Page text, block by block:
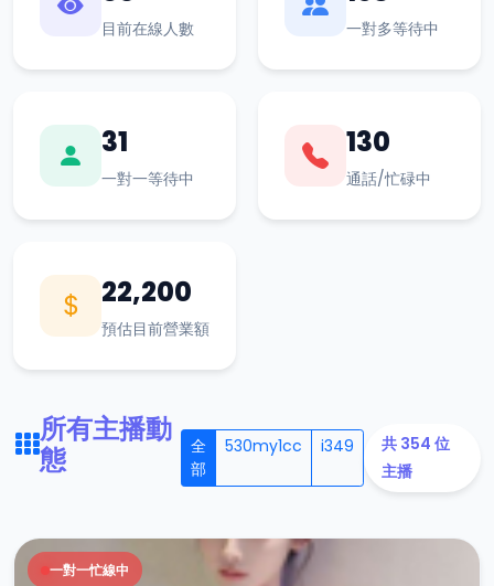
目前在線人數 一對多等待中
31
一對一等待中
130
通話/忙碌中
22,200
預估目前營業額
所有主播動
態
全
部
530my1cc i349
共 354 位
主播
一對一忙線中